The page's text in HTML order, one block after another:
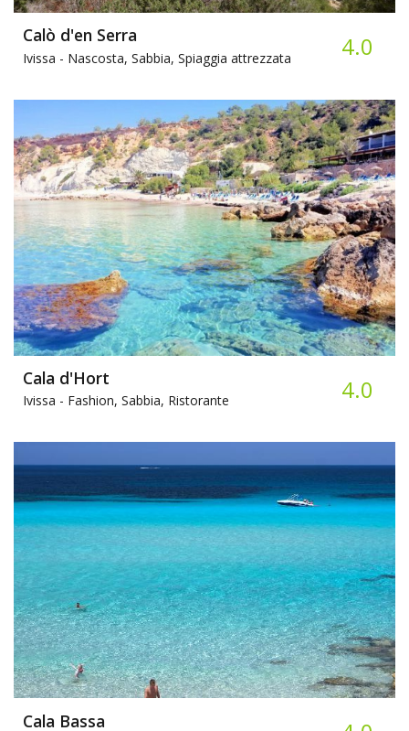
Calò d'en Serra
Ivissa - Nascosta, Sabbia, Spiaggia attrezzata 4.0
Cala d'Hort
Ivissa - Fashion, Sabbia, Ristorante 4.0
Cala Bassa